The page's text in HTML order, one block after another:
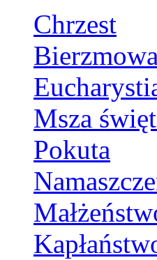
Chrzest
Msza
Pokuta